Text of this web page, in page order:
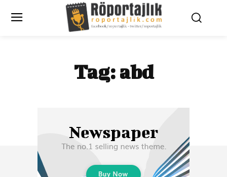
Tag: abd